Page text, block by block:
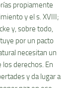
propiamente
y el s. XVIII;
y, sobre todo,
por un pacto
necesitan un
derechos. En
y da lugar a